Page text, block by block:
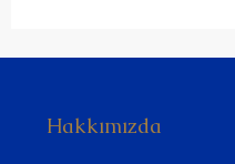
Hakkımızda